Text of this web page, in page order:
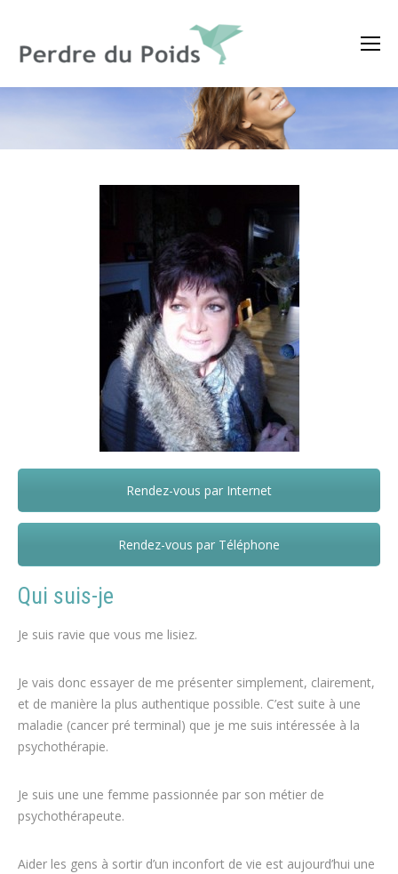
Chantal Collart – Angleur
Qui suis-je
Je suis ravie que vous me lisiez.
Je vais donc essayer de me présenter simplement, clairement,
et de manière la plus authentique possible. C’est suite à une
maladie (cancer pré terminal) que je me suis intéressée à la
psychothérapie.
Je suis une une femme passionnée par son métier de
psychothérapeute.
Aider les gens à sortir d’un inconfort de vie est aujourd’hui une
Rendez-vous par Internet
Rendez-vous par Téléphone